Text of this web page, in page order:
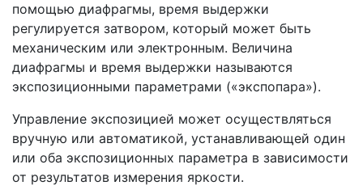
помощью диафрагмы, время выдержки
регулируется затвором, который может быть
механическим или электронным. Величина
диафрагмы и время выдержки называются
экспозиционными параметрами («экспопара»).
Управление экспозицией может осуществляться
вручную или автоматикой, устанавливающей один
или оба экспозиционных параметра в зависимости
от результатов измерения яркости.